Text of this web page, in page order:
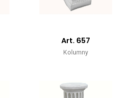
Art. 657
Kolumny